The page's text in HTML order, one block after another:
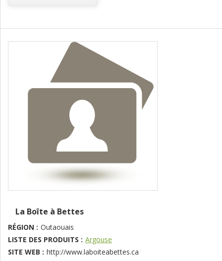
La Boîte à Bettes
RÉGION : Outaouais
LISTE DES PRODUITS : Argouse
SITE WEB : http://www.laboiteabettes.ca